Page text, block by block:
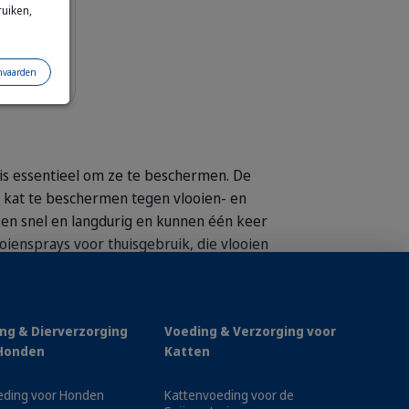
Voeg toe aan winkelmandje
essentieel om ze te beschermen. De
te beschermen tegen vlooien- en
snel en langdurig en kunnen één keer
voor thuisgebruik, die vlooien
en tekenpreventiemiddelen voor
& Dierverzorging
voor Honden
Voeding & Verzorging voor
Katten
Kattenvoeding voor de